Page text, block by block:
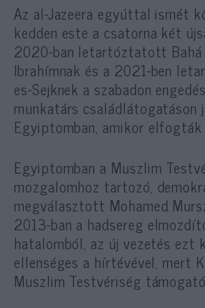
Az al-Jazeera egyúttal ismét
kedden este a csatorna két
2020-ban letartóztatott Bahá
Ibrahímnak és a 2021-ben
es-Sejknek a szabadon
munkatárs családlátogatáson
Egyiptomban, amikor
Egyiptomban a Muszlim
mozgalomhoz tartozó,
megválasztott Mohamed
2013-ban a hadsereg
hatalomból, az új vezetés ezt
ellenséges a hírtévével, mert
Muszlim Testvériség